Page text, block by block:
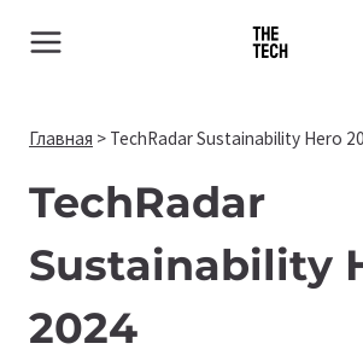
Главная > TechRadar Sustainability Hero
TechRadar
Sustainability
2024